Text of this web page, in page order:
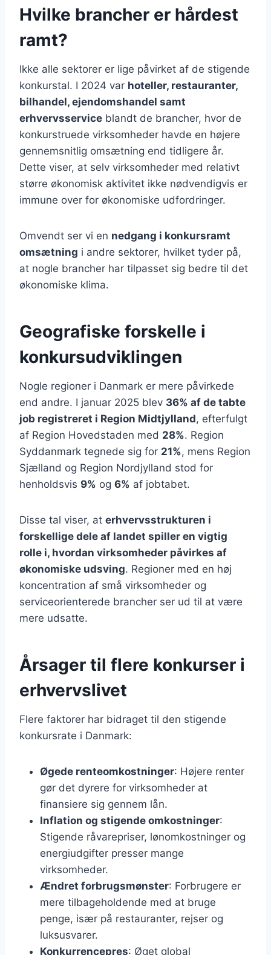
Hvilke brancher er hårdest
ramt?
Ikke alle sektorer er lige påvirket af de stigende
konkurstal. I 2024 var hoteller, restauranter,
bilhandel, ejendomshandel samt
erhvervsservice blandt de brancher, hvor de
konkurstruede virksomheder havde en højere
gennemsnitlig omsætning end tidligere år.
Dette viser, at selv virksomheder med relativt
større økonomisk aktivitet ikke nødvendigvis er
immune over for økonomiske udfordringer.
Omvendt ser vi en nedgang i konkursramt
omsætning i andre sektorer, hvilket tyder på,
at nogle brancher har tilpasset sig bedre til det
økonomiske klima.
Geografiske forskelle i
konkursudviklingen
Nogle regioner i Danmark er mere påvirkede
end andre. I januar 2025 blev 36% af de tabte
job registreret i Region Midtjylland, efterfulgt
af Region Hovedstaden med 28%. Region
Syddanmark tegnede sig for 21%, mens Region
Sjælland og Region Nordjylland stod for
henholdsvis 9% og 6% af jobtabet.
Disse tal viser, at erhvervsstrukturen i
forskellige dele af landet spiller en vigtig
rolle i, hvordan virksomheder påvirkes af
økonomiske udsving. Regioner med en høj
koncentration af små virksomheder og
serviceorienterede brancher ser ud til at være
mere udsatte.
Årsager til flere konkurser i
erhvervslivet
Flere faktorer har bidraget til den stigende
konkursrate i Danmark:
Øgede renteomkostninger: Højere renter
gør det dyrere for virksomheder at
finansiere sig gennem lån.
Inflation og stigende omkostninger:
Stigende råvarepriser, lønomkostninger og
energiudgifter presser mange
virksomheder.
Ændret forbrugsmønster: Forbrugere er
mere tilbageholdende med at bruge
penge, især på restauranter, rejser og
luksusvarer.
Konkurrencepres: Øget global